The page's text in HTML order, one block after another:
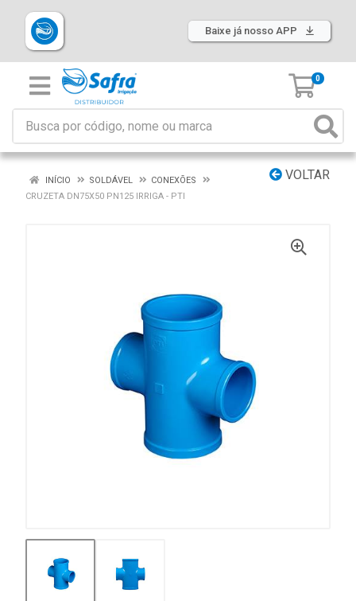
Baixe já nosso APP
0
VOLTAR
INÍCIO SOLDÁVEL
CONEXÕES
CRUZETA DN75X50 PN125 IRRIGA - PTI